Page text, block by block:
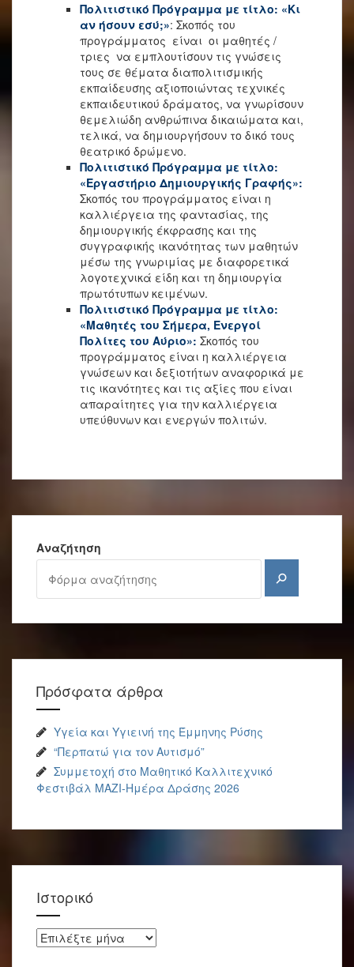
Πολιτιστικό Πρόγραμμα με τίτλο: «Κι
αν ήσουν εσύ;»: Σκοπός του
προγράμματος είναι οι μαθητές /
τριες να εμπλουτίσουν τις γνώσεις
τους σε θέματα διαπολιτισμικής
εκπαίδευσης αξιοποιώντας τεχνικές
εκπαιδευτικού δράματος, να γνωρίσουν
θεμελιώδη ανθρώπινα δικαιώματα και,
τελικά, να δημιουργήσουν το δικό τους
θεατρικό δρώμενο.
Πολιτιστικό Πρόγραμμα με τίτλο:
«Εργαστήριο Δημιουργικής Γραφής»:
Σκοπός του προγράμματος είναι η
καλλιέργεια της φαντασίας, της
δημιουργικής έκφρασης και της
συγγραφικής ικανότητας των μαθητών
μέσω της γνωριμίας με διαφορετικά
λογοτεχνικά είδη και τη δημιουργία
πρωτότυπων κειμένων.
Πολιτιστικό Πρόγραμμα με τίτλο:
«Μαθητές του Σήμερα, Ενεργοί
Πολίτες του Αύριο»: Σκοπός του
προγράμματος είναι η καλλιέργεια
γνώσεων και δεξιοτήτων αναφορικά με
τις ικανότητες και τις αξίες που είναι
απαραίτητες για την καλλιέργεια
υπεύθυνων και ενεργών πολιτών.
Αναζήτηση
Αναζήτηση
Πρόσφατα άρθρα
Υγεία και Υγιεινή της Έμμηνης Ρύσης
“Περπατώ για τον Αυτισμό”
Συμμετοχή στο Μαθητικό Καλλιτεχνικό
Φεστιβάλ ΜΑΖΙ-Ημέρα Δράσης 2026
Ιστορικό
Ιστορικό